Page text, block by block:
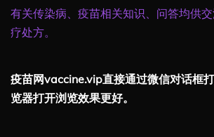
有关传染病、疫苗相关知识、问答均供
疗处方。
疫苗网vaccine.vip直接通过微信对话框
览器打开浏览效果更好。